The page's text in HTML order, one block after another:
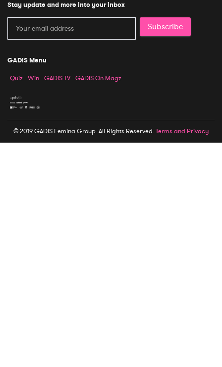
Stay update and more into your inbox
Subscribe
GADIS Menu
Quiz Win GADIS TV GADIS On Magz
© 2019 GADIS Femina Group. All Rights Reserved.Terms and Privacy